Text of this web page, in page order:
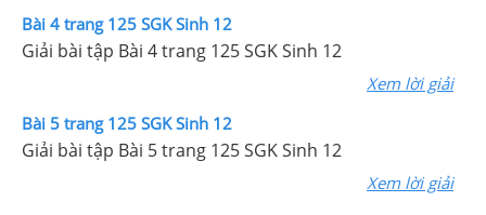
Bài 4 trang 125 SGK Sinh 12
Giải bài tập Bài 4 trang 125 SGK Sinh 12
Xem lời giải
Bài 5 trang 125 SGK Sinh 12
Giải bài tập Bài 5 trang 125 SGK Sinh 12
Xem lời giải